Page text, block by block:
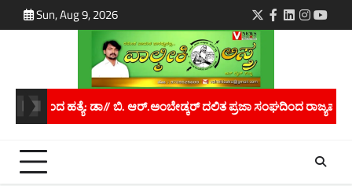
to
Sun, Aug 9, 2026 Twitter
Facebook
LinkedIn
ದಲಿತ ಪ್ರಜಾ ಸಂಘದಿಂದ ರಾಜ್ಯಪಾಲರಿಗೆ ಮನವಿ.. ಮಾನವ